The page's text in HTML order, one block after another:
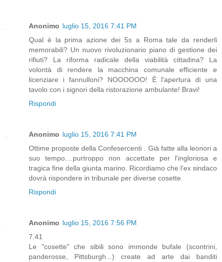
Anonimo luglio 15, 2016 7:41 PM
Qual è la prima azione dei 5s a Roma tale da renderli
memorabili? Un nuovo rivoluzionario piano di gestione dei
rifiuti? La riforma radicale della viabilità cittadina? La
volontà di rendere la macchina comunale efficiente e
licenziare i fannulloni? NOOOOOO! È l'apertura di una
tavolo con i signori della ristorazione ambulante! Bravi!
Rispondi
Anonimo luglio 15, 2016 7:41 PM
Ottime proposte della Confesercenti . Già fatte alla leonori a
suo tempo....purtroppo non accettate per l'ingloriosa e
tragica fine della giunta marino. Ricordiamo che l'ex sindaco
dovrà rispondere in tribunale per diverse cosette.
Rispondi
Anonimo luglio 15, 2016 7:56 PM
7.41
Le "cosette" che sibili sono immonde bufale (scontrini,
panderosse, Pittsburgh...) create ad arte dai banditi